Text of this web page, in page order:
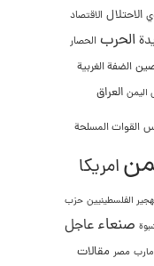
الاحتلال الاقتصاد
الحرب الحصار
الضفة الغربية
اليمن العراق
القوات المسلحة
امريكا
الفلسطينيين حزب
صنعاء عاجل
مارب مصر مقالات